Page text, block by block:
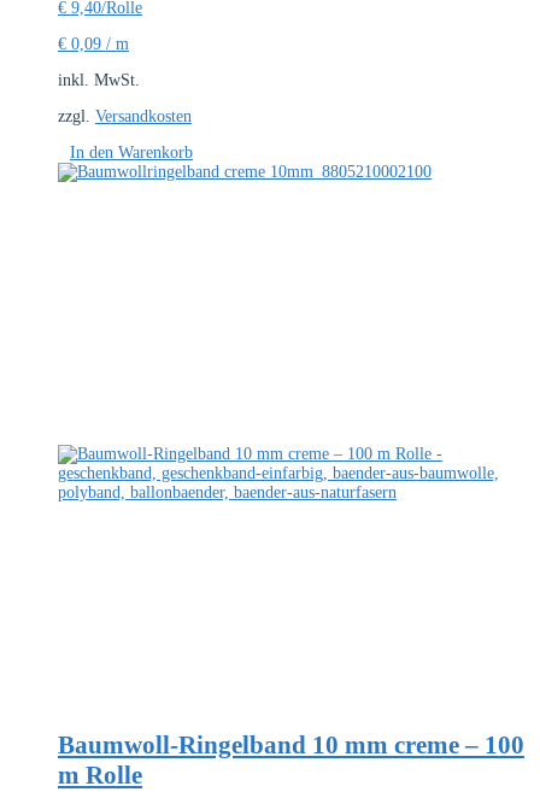
€ 9,40/Rolle
€ 0,09 / m
inkl. MwSt.
zzgl. Versandkosten
In den Warenkorb
Baumwoll-Ringelband 10 mm creme – 100
m Rolle